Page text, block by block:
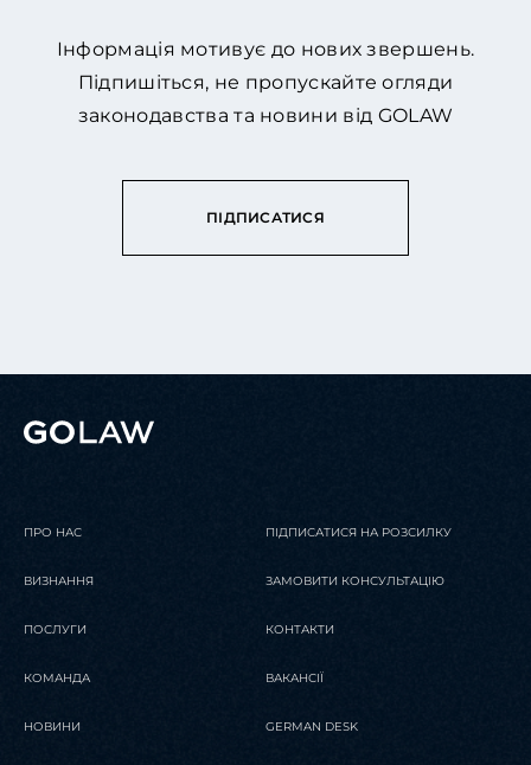
Інформація мотивує до нових звершень.
Підпишіться, не пропускайте огляди
законодавства та новини від GOLAW
ПІДПИСАТИСЯ
ПРО НАС
ВИЗНАННЯ
ПОСЛУГИ
КОМАНДА
НОВИНИ
ПІДПИСАТИСЯ НА РОЗСИЛКУ
ЗАМОВИТИ КОНСУЛЬТАЦІЮ
КОНТАКТИ
ВАКАНСІЇ
GERMAN DESK